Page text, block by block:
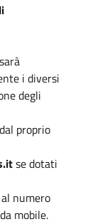
i diversi
degli
dal proprio
se dotati
numero
mobile.